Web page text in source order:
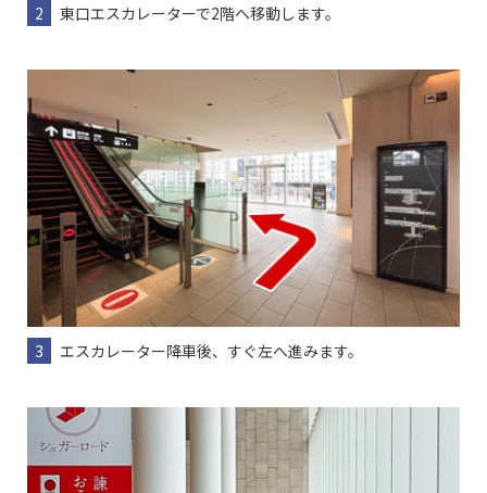
2 東口エスカレーターで2階へ移動します。
3 エスカレーター降車後、すぐ左へ進みます。